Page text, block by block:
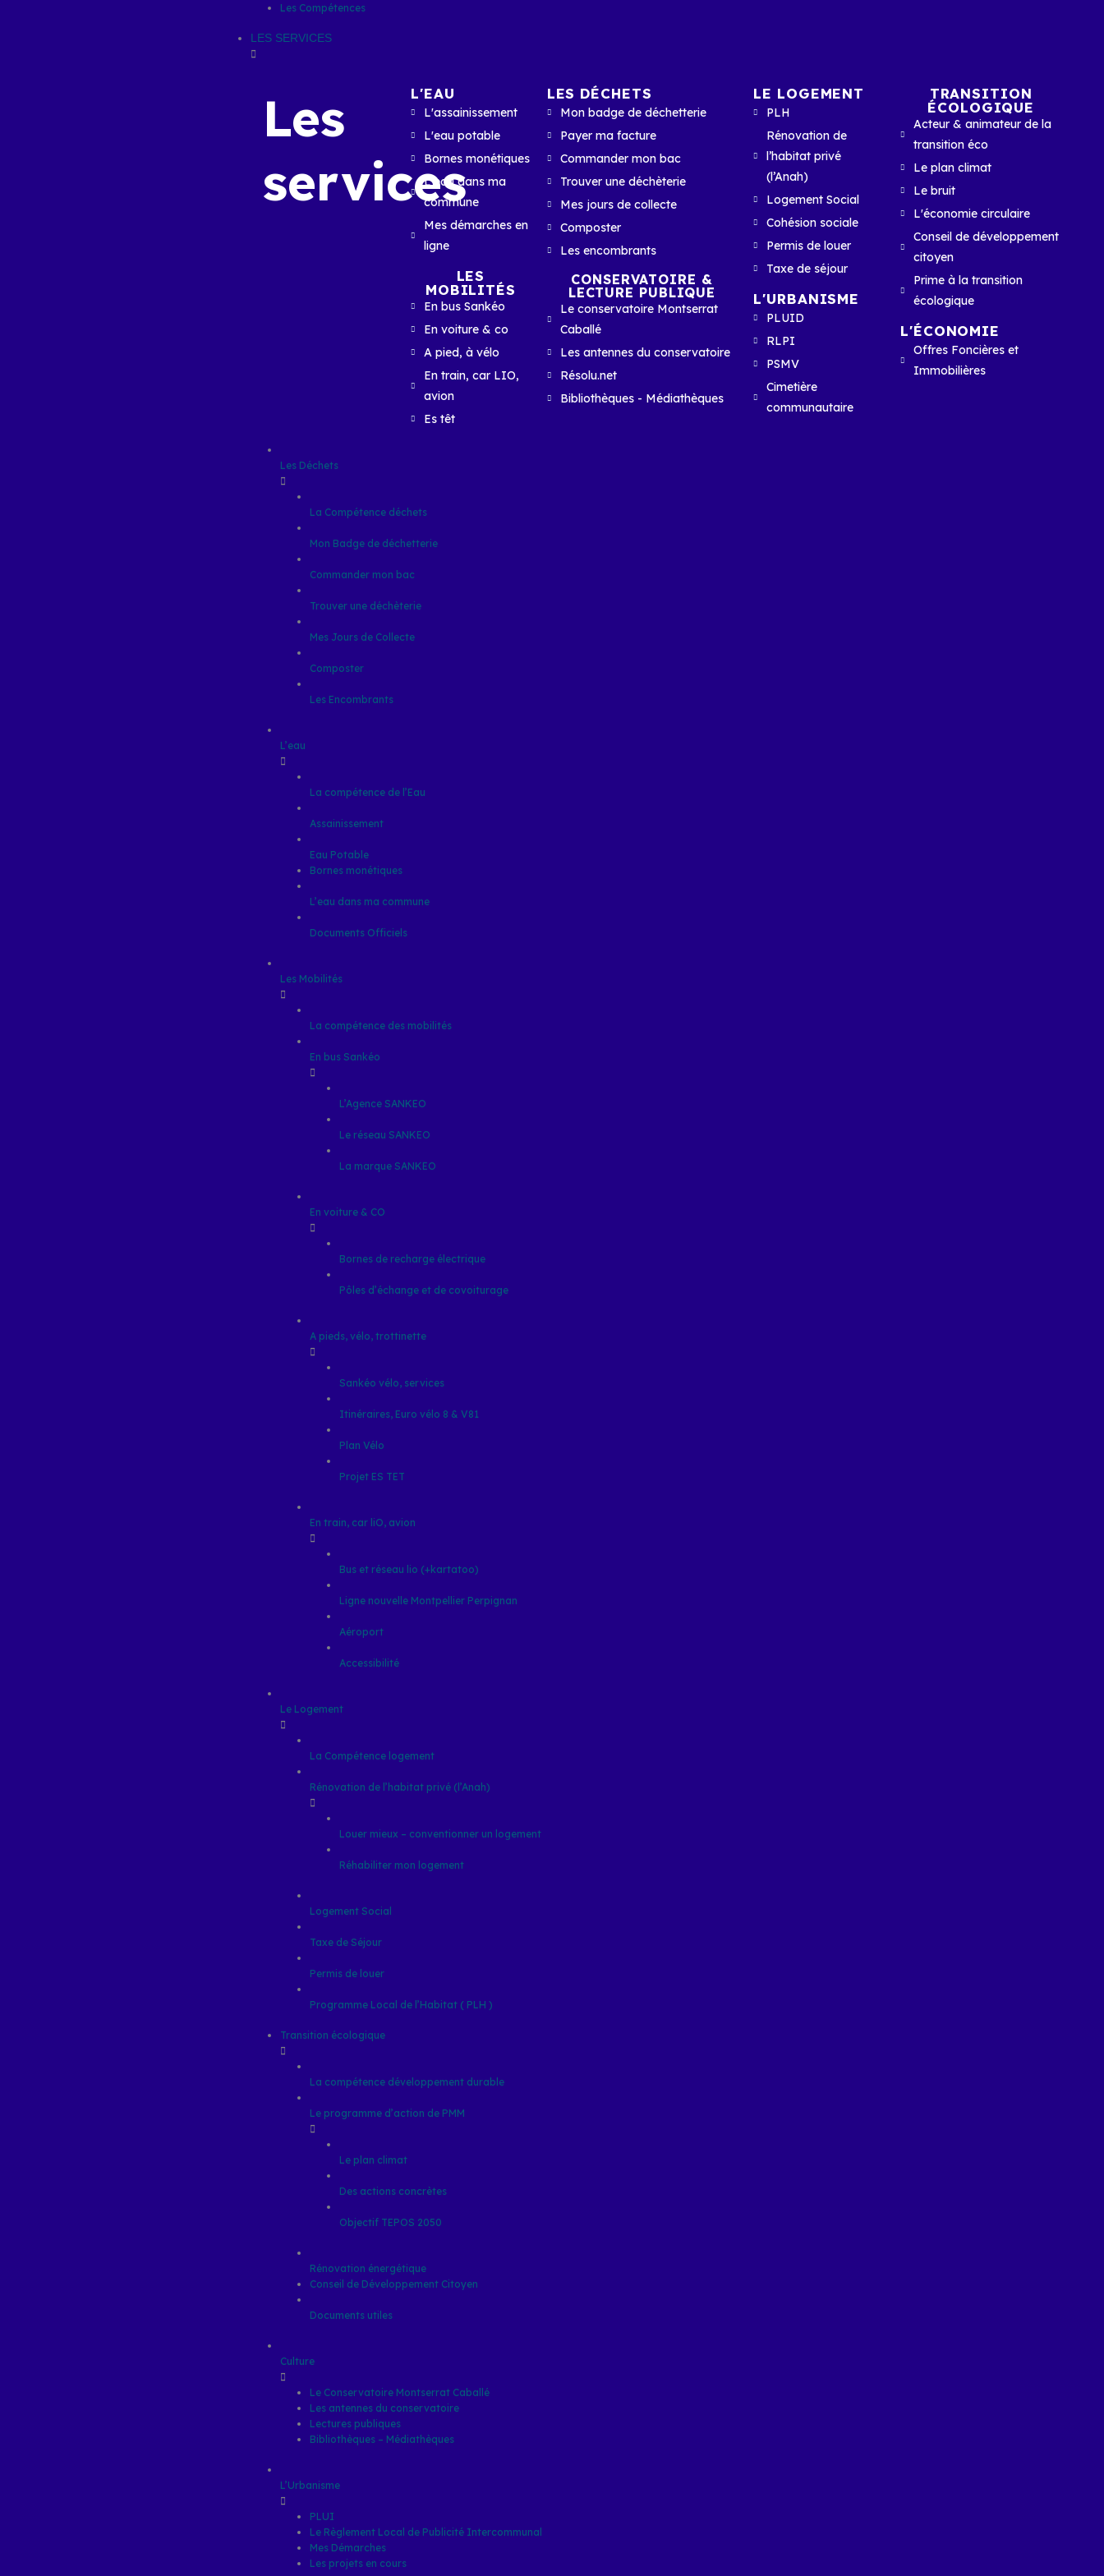
Les Compétences
LES SERVICES
Les
services
L'EAU
L'assainissement
L'eau potable
Bornes monétiques
L'eau dans ma
commune
Mes démarches en
ligne
LES
MOBILITÉS
En bus Sankéo
En voiture & co
A pied, à vélo
En train, car LIO,
avion
Es têt
LES DÉCHETS
Mon badge de déchetterie
Payer ma facture
Commander mon bac
Trouver une déchèterie
Mes jours de collecte
Composter
Les encombrants
CONSERVATOIRE &
LECTURE PUBLIQUE
Le conservatoire Montserrat
Caballé
Les antennes du conservatoire
Résolu.net
Bibliothèques - Médiathèques
LE LOGEMENT
PLH
Rénovation de
l’habitat privé
(l’Anah)
Logement Social
Cohésion sociale
Permis de louer
Taxe de séjour
L'URBANISME
PLUID
RLPI
PSMV
Cimetière
communautaire
TRANSITION
ÉCOLOGIQUE
Acteur & animateur de la
transition éco
Le plan climat
Le bruit
L'économie circulaire
Conseil de développement
citoyen
Prime à la transition
écologique
L'ÉCONOMIE
Offres Foncières et
Immobilières
Les Déchets
La Compétence déchets
Mon Badge de déchetterie
Commander mon bac
Trouver une déchèterie
Mes Jours de Collecte
Composter
Les Encombrants
L’eau
La compétence de l’Eau
Assainissement
Eau Potable
Bornes monétiques
L’eau dans ma commune
Documents Officiels
Les Mobilités
La compétence des mobilités
En bus Sankéo
L’Agence SANKEO
Le réseau SANKEO
La marque SANKEO
En voiture & CO
Bornes de recharge électrique
Pôles d’échange et de covoiturage
A pieds, vélo, trottinette
Sankéo vélo, services
Itinéraires, Euro vélo 8 & V81
Plan Vélo
Projet ES TET
En train, car liO, avion
Bus et réseau lio (+kartatoo)
Ligne nouvelle Montpellier Perpignan
Aéroport
Accessibilité
Le Logement
La Compétence logement
Rénovation de l’habitat privé (l’Anah)
Louer mieux – conventionner un logement
Réhabiliter mon logement
Logement Social
Taxe de Séjour
Permis de louer
Programme Local de l’Habitat ( PLH )
Transition écologique
La compétence développement durable
Le programme d’action de PMM
Le plan climat
Des actions concrètes
Objectif TEPOS 2050
Rénovation énergétique
Conseil de Développement Citoyen
Documents utiles
Culture
Le Conservatoire Montserrat Caballé
Les antennes du conservatoire
Lectures publiques
Bibliothèques – Médiathèques
L’Urbanisme
PLUI
Le Règlement Local de Publicité Intercommunal
Mes Démarches
Les projets en cours